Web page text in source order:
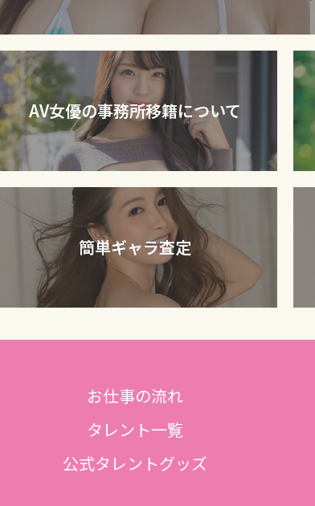
AV女優の事務所移籍について
簡単ギャラ査定
お仕事の流れ
タレント一覧
公式タレントグッズ